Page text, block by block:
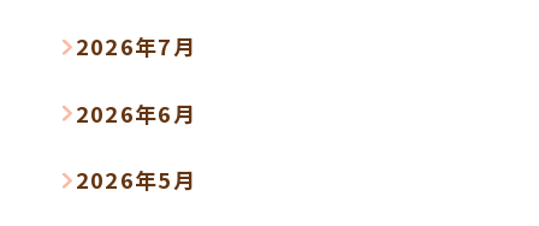
2026年7月
2026年6月
2026年5月